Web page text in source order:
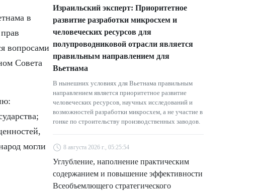
в
вопросами
Совета
могли
Израильский эксперт: Приоритетное
развитие разработки микросхем и
человеческих ресурсов для
полупроводниковой отрасли является
правильным направлением для
Вьетнама
В нынешних условиях для Вьетнама правильным
направлением является приоритетное развитие
человеческих ресурсов, научных исследований и
возможностей разработки микросхем, а не участие в
гонке по строительству производственных заводов.
8 августа 2026 г., 05:25:54
Углубление, наполнение практическим
содержанием и повышение эффективности
Всеобъемлющего стратегического